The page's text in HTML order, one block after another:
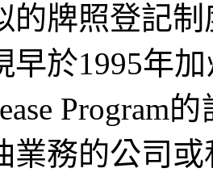
的牌照登記
早於1995年
Program
業務的公司